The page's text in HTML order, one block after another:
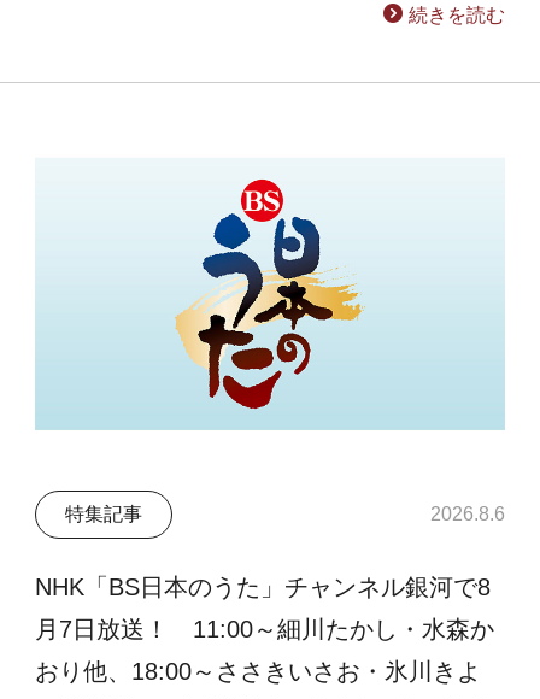
続きを読む
特集記事 2026.8.6
NHK「BS日本のうた」チャンネル銀河で8
月7日放送！ 11:00～細川たかし・水森か
おり他、18:00～ささきいさお・氷川きよ